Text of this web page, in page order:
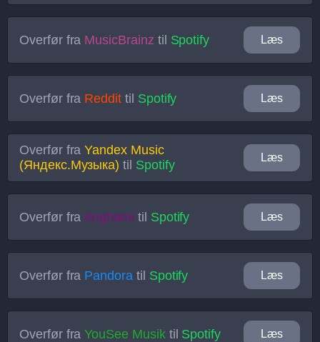
Overfør fra MusicBrainz til Spotify Læs
Overfør fra Reddit til Spotify Læs
Overfør fraYandex Music
(Яндекс.Музыка) til Spotify
Læs
Overfør fra Anghami til Spotify Læs
Overfør fra Pandora til Spotify Læs
Overfør fraYouSee Musiktil Spotify Læs